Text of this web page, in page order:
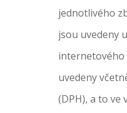
jednotlivého
jsou uvedeny
internetového
uvedeny
(DPH), a to ve